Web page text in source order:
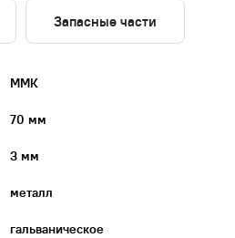
Запасные части
ММК
70 мм
3 мм
металл
гальваническое